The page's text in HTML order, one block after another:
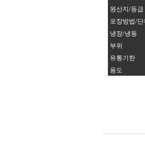
원산지/등급
포장방법/단
냉장/냉동
부위
유통기한
용도